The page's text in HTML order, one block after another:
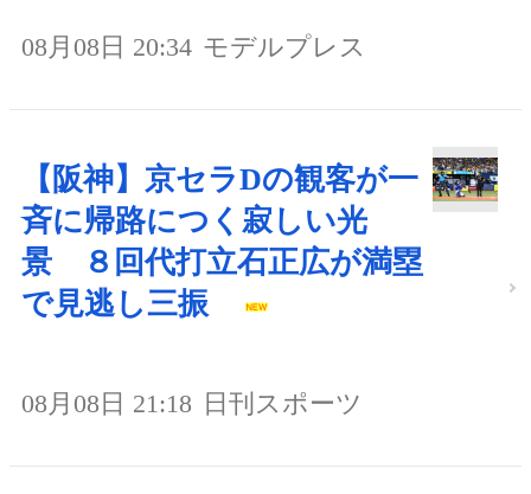
08月08日 20:34 モデルプレス
【阪神】京セラDの観客が一
斉に帰路につく寂しい光
景 ８回代打立石正広が満塁
で見逃し三振
08月08日 21:18 日刊スポーツ